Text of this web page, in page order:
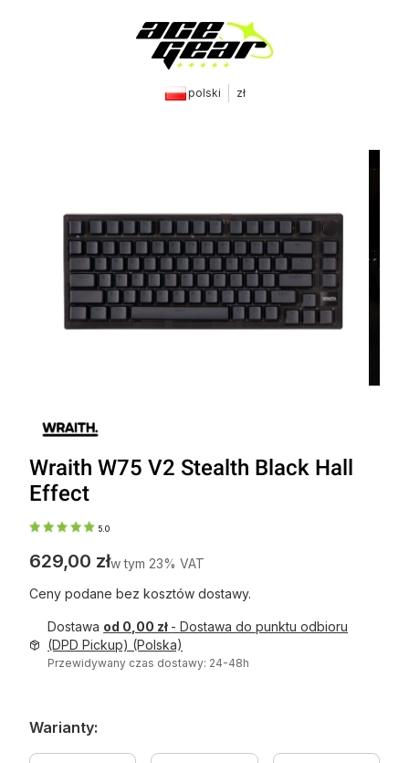
polski zł
Wraith W75 V2 Stealth Black Hall
Effect
5.0
Cena
629,00 złw tym 23% VAT
w tym 23% VAT
Ceny podane bez kosztów dostawy.
Dostawa od 0,00 zł - Dostawa do punktu odbioru
(DPD Pickup) (Polska)
Przewidywany czas dostawy: 24-48h
Warianty: